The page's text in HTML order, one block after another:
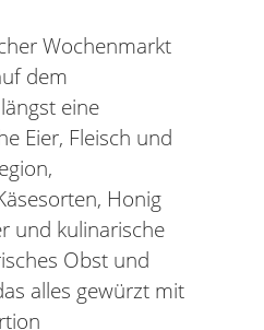
Wochenmarkt
dem
eine
Eier, Fleisch und
Honig
und kulinarische
Obst und
alles gewürzt mit